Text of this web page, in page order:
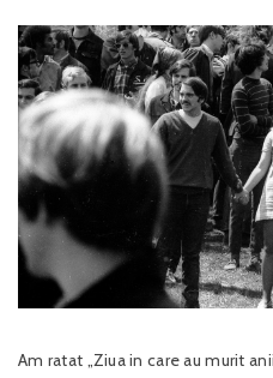
Am ratat „Ziua in care au murit